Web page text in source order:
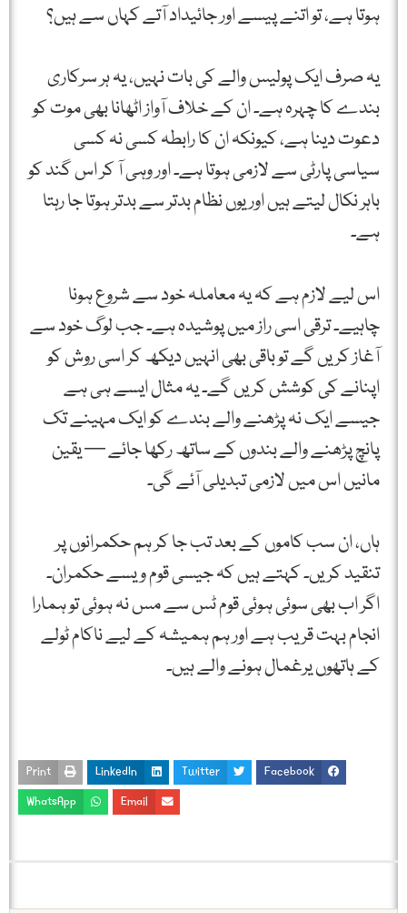
ہوتا ہے، تو اتنے پیسے اور جائیداد آتے کہاں سے ہیں؟
یہ صرف ایک پولیس والے کی بات نہیں، یہ ہر سرکاری
بندے کا چہرہ ہے۔ ان کے خلاف آواز اٹھانا بھی موت کو
دعوت دینا ہے، کیونکہ ان کا رابطہ کسی نہ کسی
سیاسی پارٹی سے لازمی ہوتا ہے۔ اور وہی آ کر اس گند کو
باہر نکال لیتے ہیں اور یوں نظام بدتر سے بدتر ہوتا جا رہتا
ہے۔
اس لیے لازم ہے کہ یہ معاملہ خود سے شروع ہونا
چاہیے۔ ترقی اسی راز میں پوشیدہ ہے۔ جب لوگ خود سے
آغاز کریں گے تو باقی بھی انہیں دیکھ کر اسی روش کو
اپنانے کی کوشش کریں گے۔ یہ مثال ایسے ہی ہے
جیسے ایک نہ پڑھنے والے بندے کو ایک مہینے تک
پانچ پڑھنے والے بندوں کے ساتھ رکھا جائے — یقین
مانیں اس میں لازمی تبدیلی آئے گی۔
ہاں، ان سب کاموں کے بعد تب جا کر ہم حکمرانوں پر
تنقید کریں۔ کہتے ہیں کہ جیسی قوم ویسے حکمران۔
اگر اب بھی سوئی ہوئی قوم ٹس سے مس نہ ہوئی تو ہمارا
انجام بہت قریب ہے اور ہم ہمیشہ کے لیے ناکام ٹولے
کے ہاتھوں یرغمال ہونے والے ہیں۔
Facebook
Twitter
LinkedIn
Print
Email
WhatsApp